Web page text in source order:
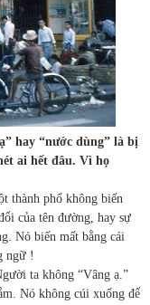
hay “nước dùng” là bị
ai hết đâu. Vì họ
thành phố không biến
của tên đường, hay sự
Nó biến mất bằng cái
ngữ !
ta không “Vâng ạ.”
Nó không cúi xuống để